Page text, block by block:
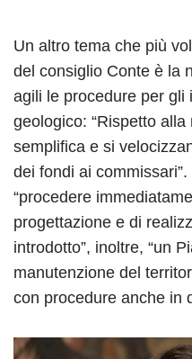
Un altro tema che più
del consiglio Conte è la
agili le procedure per gli
geologico: “Rispetto
semplifica e si
dei fondi ai
“procedere
progettazione e di
introdotto”, inoltre, “un
manutenzione del
con procedure anche in